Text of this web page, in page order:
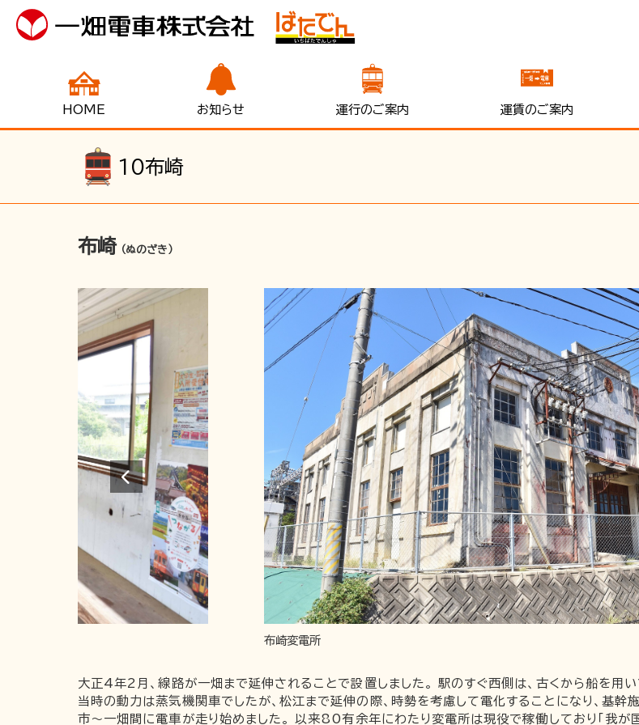
HOME お知らせ 運行のご案内 運賃のご案内
10布崎
布崎 （ぬのざき）
布崎変電所
大正4年2月、線路が一畑まで延伸されることで設置しました。 駅のすぐ西側は、古くから船を用
当時の動力は蒸気機関車でしたが、松江まで延伸の際、時勢を考慮して電化することになり、基
市～一畑間に電車が走り始めました。 以来80有余年にわたり変電所は現役で稼働しており「我が